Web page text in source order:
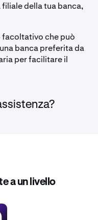
della tua banca,
facoltativo che può
banca preferita da
per facilitare il
a un livello